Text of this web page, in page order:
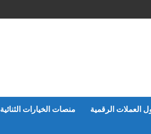
العملات الرقمية منصات الخيارات الثنائية